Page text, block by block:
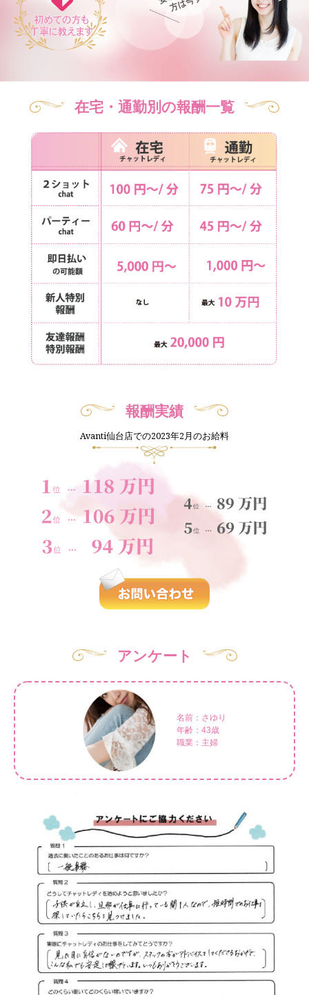
在宅・通勤別の報酬一覧
報酬実績
Avanti仙台店での2023年2月のお給料
アンケート
名前：さゆり
年齢：43歳
職業：主婦